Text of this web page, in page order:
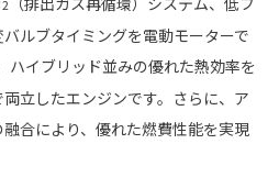
ルブタイミングを電動モーターで
ハイブリッド並みの優れた熱効率を
立したエンジンです。さらに、ア
合により、優れた燃費性能を実現